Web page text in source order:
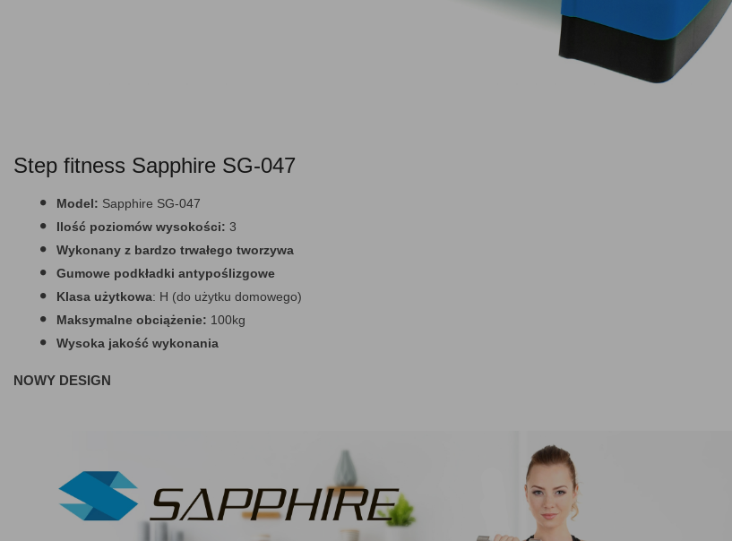
Step fitness Sapphire SG-047
Model: Sapphire SG-047
Ilość poziomów wysokości: 3
Wykonany z bardzo trwałego tworzywa
Gumowe podkładki antypoślizgowe
Klasa użytkowa: H (do użytku domowego)
Maksymalne obciążenie: 100kg
Wysoka jakość wykonania
NOWY DESIGN